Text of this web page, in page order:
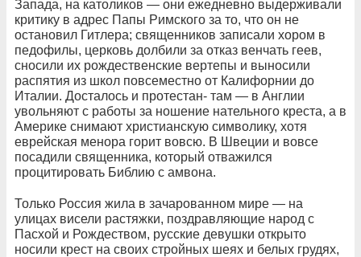
Запада, на католиков — они ежедневно выдерживали
критику в адрес Папы Римского за то, что он не
остановил Гитлера; священников записали хором в
педофилы, церковь долбили за отказ венчать геев,
сносили их рождественские вертепы и выносили
распятия из школ повсеместно от Калифорнии до
Италии. Досталось и протестан- там — в Англии
увольняют с работы за ношение нательного креста, а в
Америке снимают христианскую символику, хотя
еврейская менора горит вовсю. В Швеции и вовсе
посадили священника, который отважился
процитировать Библию с амвона.
Только Россия жила в зачарованном мире — на
улицах висели растяжки, поздравляющие народ с
Пасхой и Рождеством, русские девушки открыто
носили крест на своих стройных шеях и белых грудях,